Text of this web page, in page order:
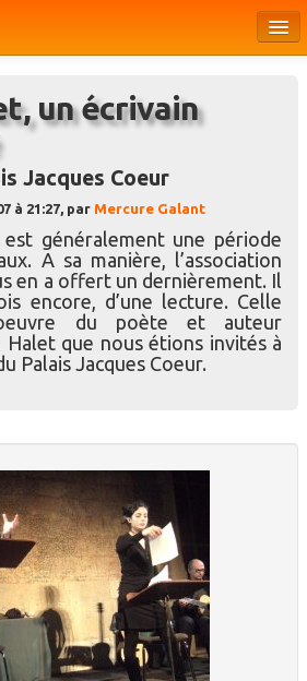
Jacques Coeur
à 21:27, par Mercure Galant
est généralement une période
A sa manière, l’association
en a offert un dernièrement. Il
encore, d’une lecture. Celle
du poète et auteur
Halet que nous étions invités à
Palais Jacques Coeur.